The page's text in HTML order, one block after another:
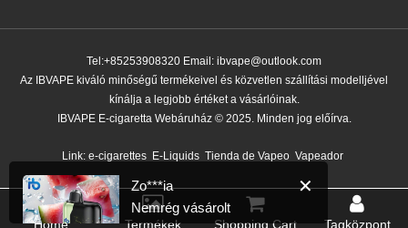
Tel:+85253908320 Email: ibvape@outlook.com
Az IBVAPE kiváló minőségű termékeivel és közvetlen szállítási modelljével
kínálja a legjobb értéket a vásárlóinak.
IBVAPE E-cigaretta Webáruház © 2025. Minden jog előírva.
Link: e-cigarettes E-Liquids Tienda de Vapeo Vapeador
Home Termékek Shopping Cart Tagközpont
✕
Zo***ia
15 perccel ezelőtt